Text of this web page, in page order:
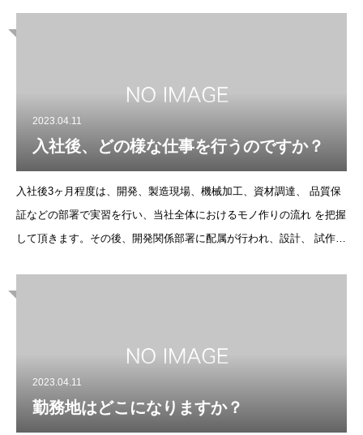
2023.04.11
入社後、どの様な仕事を行うのですか？
入社後3ヶ月程度は、開発、製造現場、機械加工、資材調達、 品質保
証などの部署で実習を行い、当社全体におけるモノ作りの流れ を把握
して頂きます。その後、開発関係部署に配属が行われ、設計、 試作、
2023.04.11
勤務地はどこになりますか？